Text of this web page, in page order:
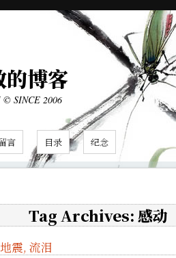
博客
SINCE 2006
言 目录 纪念
Tag Archives: 感动
震, 流泪